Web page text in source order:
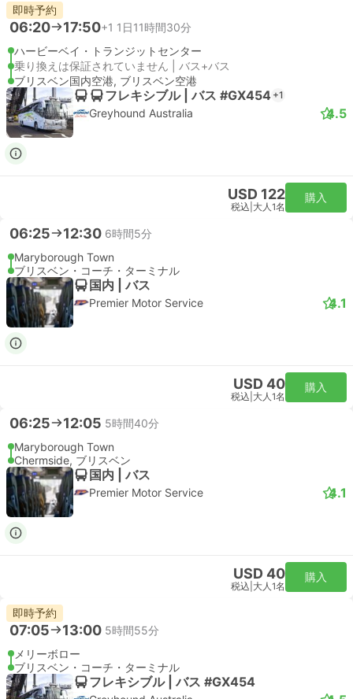
即時予約
06:20 17:50+1 1日11時間30分
ハービーベイ・トランジットセンター
乗り換えは保証されていません | バス+バス
ブリスベン国内空港, ブリスベン空港
フレキシブル | バス #GX454 +1
Greyhound Australia 4.5
USD 122
税込 大人1名
購入
06:25 12:30 6時間5分
Maryborough Town
ブリスベン・コーチ・ターミナル
国内 | バス
Premier Motor Service 4.1
USD 40
税込 大人1名
購入
06:25 12:05 5時間40分
Maryborough Town
Chermside, ブリスベン
国内 | バス
Premier Motor Service 4.1
USD 40
税込 大人1名
購入
即時予約
07:05 13:00 5時間55分
メリーボロー
ブリスベン・コーチ・ターミナル
フレキシブル | バス #GX454